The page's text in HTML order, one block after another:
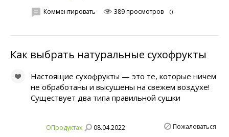
Комментировать 389 просмотров 0
Как выбрать натуральные сухофрукты
Настоящие сухофрукты — это те, которые ничем
не обработаны и высушены на свежем воздухе!
Существует два типа правильной сушки
OПродуктах 08.04.2022 Пожаловаться